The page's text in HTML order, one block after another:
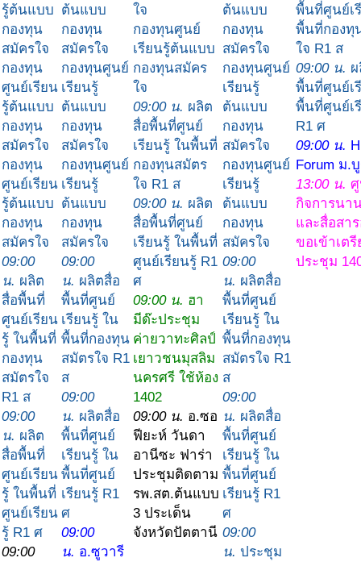
รู้ต้นแบบ
กองทุน
สมัครใจ
กองทุน
ศูนย์เรียน
รู้ต้นแบบ
กองทุน
สมัครใจ
กองทุน
ศูนย์เรียน
รู้ต้นแบบ
กองทุน
สมัครใจ
09:00
น. ผลิต
สื่อพื้นที่
ศูนย์เรียน
รู้ ในพื้นที่
กองทุน
สมัตรใจ
R1 ส
09:00
น. ผลิต
สื่อพื้นที่
ศูนย์เรียน
รู้ ในพื้นที่
ศูนย์เรียน
รู้ R1 ศ
09:00
ต้นแบบ
กองทุน
สมัครใจ
กองทุนศูนย์
เรียนรู้
ต้นแบบ
กองทุน
สมัครใจ
กองทุนศูนย์
เรียนรู้
ต้นแบบ
กองทุน
สมัครใจ
09:00
น. ผลิตสื่อ
พื้นที่ศูนย์
เรียนรู้ ใน
พื้นที่กองทุน
สมัตรใจ R1
ส
09:00
น. ผลิตสื่อ
พื้นที่ศูนย์
เรียนรู้ ใน
พื้นที่ศูนย์
เรียนรู้ R1
ศ
09:00
น. อ.ซูวารี
ใจ
กองทุนศูนย์
เรียนรู้ต้นแบบ
กองทุนสมัคร
ใจ
09:00 น. ผลิต
สื่อพื้นที่ศูนย์
เรียนรู้ ในพื้นที่
กองทุนสมัตร
ใจ R1 ส
09:00 น. ผลิต
สื่อพื้นที่ศูนย์
เรียนรู้ ในพื้นที่
ศูนย์เรียนรู้ R1
ศ
09:00 น. ฮา
มีด๊ะประชุม
ค่ายวาทะศิลป์
เยาวชนมุสลิม
นครศรี ใช้ห้อง
1402
09:00 น. อ.ซอ
ฟียะห์ วันดา
อานีซะ ฟาร่า
ประชุมติดตาม
รพ.สต.ต้นแบบ
3 ประเด็น
จังหวัดปัตตานี
ต้นแบบ
กองทุน
สมัครใจ
กองทุนศูนย์
เรียนรู้
ต้นแบบ
กองทุน
สมัครใจ
กองทุนศูนย์
เรียนรู้
ต้นแบบ
กองทุน
สมัครใจ
09:00
น. ผลิตสื่อ
พื้นที่ศูนย์
เรียนรู้ ใน
พื้นที่กองทุน
สมัตรใจ R1
ส
09:00
น. ผลิตสื่อ
พื้นที่ศูนย์
เรียนรู้ ใน
พื้นที่ศูนย์
เรียนรู้ R1
ศ
09:00
น. ประชุม
พื้นที่ศูนย์เ
พื้นที่กองทุ
ใจ R1 ส
09:00 น.
พื้นที่ศูนย์เ
พื้นที่ศูนย์เ
R1 ศ
09:00 น.
Forum ม.
13:00 น.
กิจการนา
และสื่อสา
ขอเข้าเต
ประชุม